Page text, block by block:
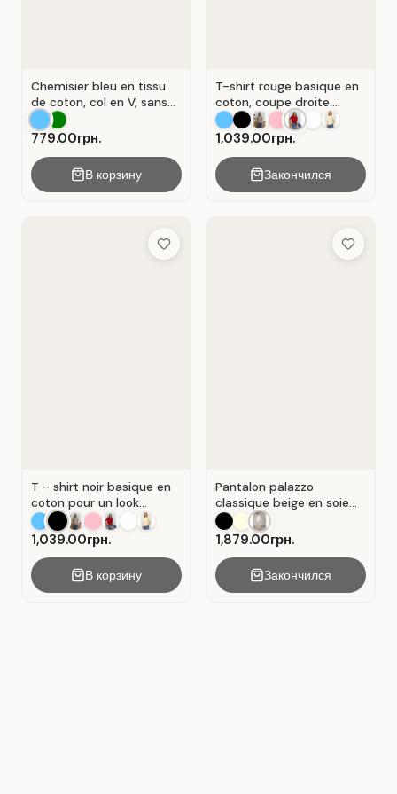
Chemisier bleu en tissu
de coton, col en V, sans
manches . Bleu.
779.00грн.
В корзину
T-shirt rouge basique en
coton, coupe droite.
Rouge .
1,039.00грн.
Закончился
Add to Wish List
T - shirt noir basique en
coton pour un look
décontracté. Noir.
1,039.00грн.
В корзину
Add to
Pantalon palazzo
classique beige en soie
plissée. Beige.
1,879.00грн.
Закончился